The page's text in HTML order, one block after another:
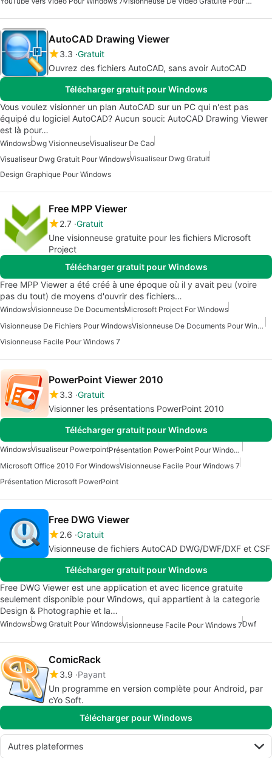
AutoCAD Drawing Viewer
3.3 Gratuit
Ouvrez des fichiers AutoCAD, sans avoir AutoCAD
Télécharger gratuit pour Windows
Vous voulez visionner un plan AutoCAD sur un PC qui n'est pas
équipé du logiciel AutoCAD? Aucun souci: AutoCAD Drawing Viewer
est là pour…
WindowsDwg VisionneuseVisualiseur De Cao
Visualiseur Dwg Gratuit Pour WindowsVisualiseur Dwg Gratuit
Design Graphique Pour Windows
Free MPP Viewer
2.7 Gratuit
Une visionneuse gratuite pour les fichiers Microsoft
Project
Télécharger gratuit pour Windows
Free MPP Viewer a été créé à une époque où il y avait peu (voire
pas du tout) de moyens d'ouvrir des fichiers…
WindowsVisionneuse De DocumentsMicrosoft Project For Windows
Visionneuse De Fichiers Pour Windows
Visionneuse De Documents Pour Windows
Visionneuse Facile Pour Windows 7
PowerPoint Viewer 2010
3.3 Gratuit
Visionner les présentations PowerPoint 2010
Télécharger gratuit pour Windows
WindowsVisualiseur Powerpoint
Présentation PowerPoint Pour Windows
Microsoft Office 2010 For WindowsVisionneuse Facile Pour Windows 7
Présentation Microsoft PowerPoint
Free DWG Viewer
2.6 Gratuit
Visionneuse de fichiers AutoCAD DWG/DWF/DXF et CSF
Télécharger gratuit pour Windows
Free DWG Viewer est une application et avec licence gratuite
seulement disponible pour Windows, qui appartient à la categorie
Design & Photographie et la…
WindowsDwg Gratuit Pour WindowsVisionneuse Facile Pour Windows 7Dwf
ComicRack
3.9 Payant
Un programme en version complète pour Android, par
cYo Soft.
Télécharger pour Windows
Autres plateformes